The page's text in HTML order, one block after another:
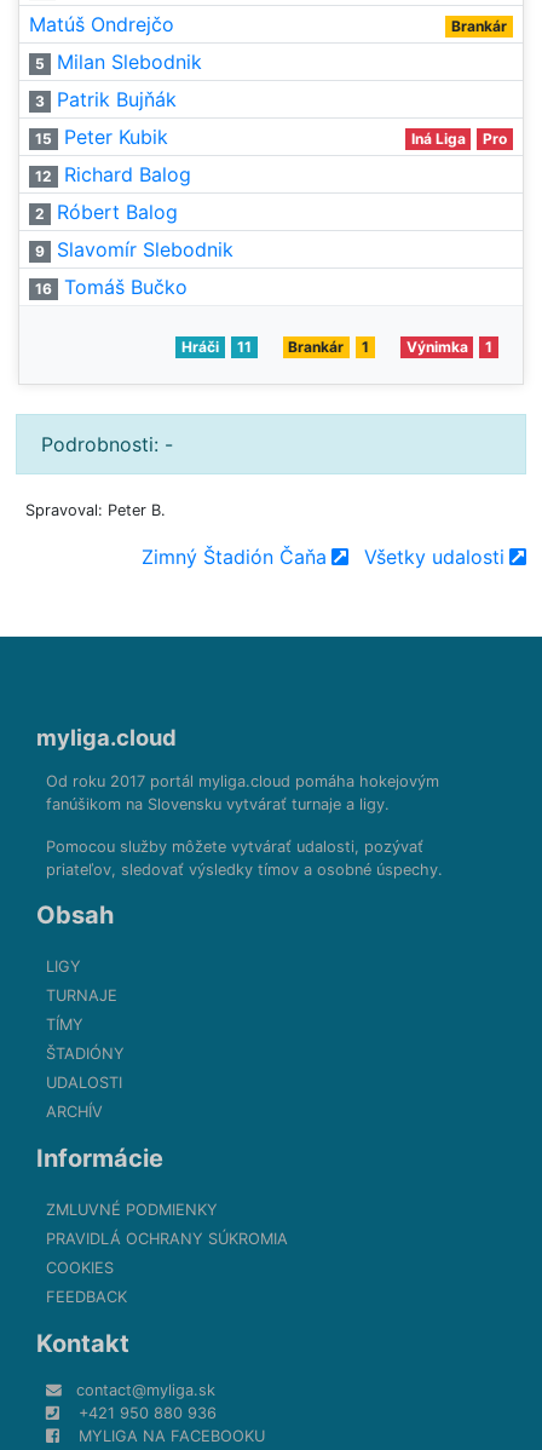
Matúš Ondrejčo
Brankár
5 Milan Slebodnik
3 Patrik Bujňák
15 Peter Kubik Iná Liga Pro
12 Richard Balog
2 Róbert Balog
9 Slavomír Slebodnik
16 Tomáš Bučko
Hráči 11 Brankár 1 Výnimka 1
Podrobnosti: -
Spravoval: Peter B.
Zimný Štadión Čaňa Všetky udalosti
myliga.cloud
Od roku 2017 portál myliga.cloud pomáha hokejovým
fanúšikom na Slovensku vytvárať turnaje a ligy.
Pomocou služby môžete vytvárať udalosti, pozývať
priateľov, sledovať výsledky tímov a osobné úspechy.
Obsah
LIGY
TURNAJE
TÍMY
ŠTADIÓNY
UDALOSTI
ARCHÍV
Informácie
ZMLUVNÉ PODMIENKY
PRAVIDLÁ OCHRANY SÚKROMIA
COOKIES
FEEDBACK
Kontakt
contact@myliga.sk
+421 950 880 936
MYLIGA NA FACEBOOKU